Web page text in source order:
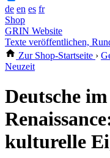
de en es fr
Shop
GRIN Website
Texte veröffentlichen,
Zur Shop-Startseite ›
Neuzeit
Deutsche
kulturelle